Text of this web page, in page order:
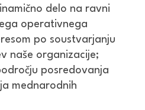
delo na ravni
operativnega
po soustvarjanju
naše organizacije;
posredovanja
mednarodnih